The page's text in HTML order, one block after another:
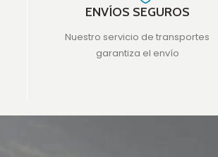
ENVÍOS SEGUROS
Nuestro servicio de transportes
garantiza el envío